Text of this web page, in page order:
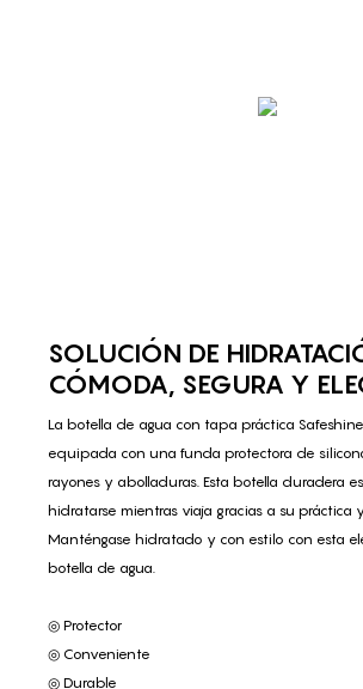
SOLUCIÓN DE
CÓMODA, SEGURA Y
La botella de agua con tapa práctica
equipada con una funda protectora de
rayones y abolladuras. Esta botella duradera
hidratarse mientras viaja gracias a su práctica
Manténgase hidratado y con estilo con esta
botella de agua.
◎ Protector
◎ Conveniente
◎ Durable